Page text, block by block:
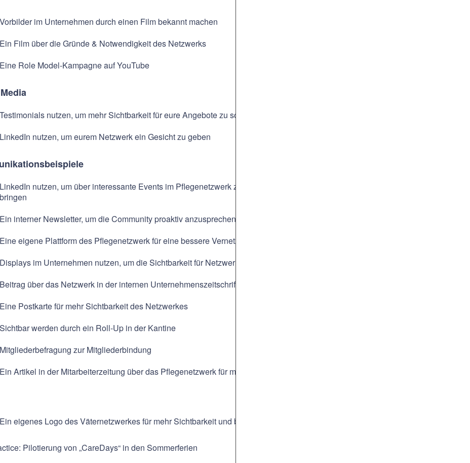
Vorbilder im Unternehmen durch einen Film bekannt machen
Ein Film über die Gründe & Notwendigkeit des Netzwerks
Eine Role Model-Kampagne auf YouTube
Testimonials nutzen, um mehr Sichtbarkeit für eure Angebote zu schaffen
LinkedIn nutzen, um eurem Netzwerk ein Gesicht zu geben
LinkedIn nutzen, um über interessante Events im Pflegenetzwerk zu berichten und das Thema immer wieder ins Gespräch zu
bringen
Ein interner Newsletter, um die Community proaktiv anzusprechen
Eine eigene Plattform des Pflegenetzwerk für eine bessere Vernetzung und mehr Sichtbarkeit
Displays im Unternehmen nutzen, um die Sichtbarkeit für Netzwerke zu steigern
Beitrag über das Netzwerk in der internen Unternehmenszeitschrift
Eine Postkarte für mehr Sichtbarkeit des Netzwerkes
Sichtbar werden durch ein Roll-Up in der Kantine
Mitgliederbefragung zur Mitgliederbindung
Ein Artikel in der Mitarbeiterzeitung über das Pflegenetzwerk für mehr Sichtbarkeit
Ein eigenes Logo des Väternetzwerkes für mehr Sichtbarkeit und bessere Identifikation
Pilotierung von „CareDays“ in den Sommerferien